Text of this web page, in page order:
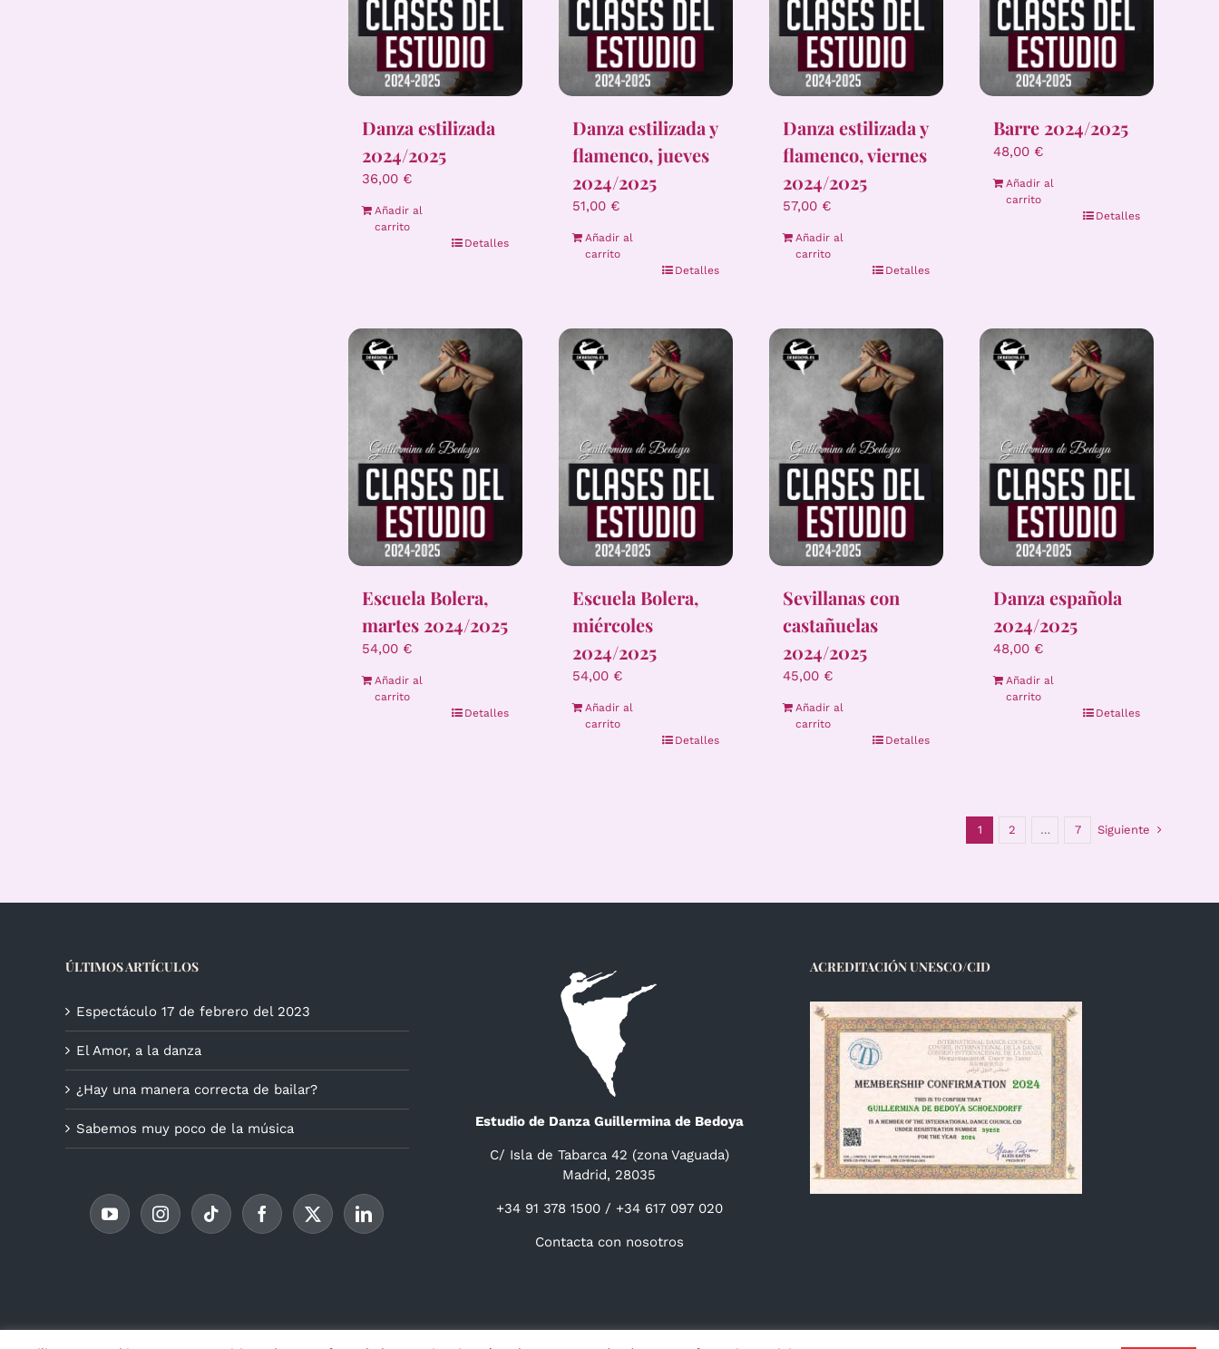
Danza estilizada
2024/2025
36,00 €
Añadir al
carrito
Detalles
Danza estilizada y
flamenco, jueves
2024/2025
51,00 €
Añadir al
carrito
Detalles
Danza estilizada y
flamenco, viernes
2024/2025
57,00 €
Añadir al
carrito
Detalles
Barre 2024/2025
48,00 €
Añadir al
carrito
Detalles
Escuela Bolera,
martes 2024/2025
54,00 €
Añadir al
carrito
Detalles
Escuela Bolera,
miércoles
2024/2025
54,00 €
Añadir al
carrito
Detalles
Sevillanas con
castañuelas
2024/2025
45,00 €
Añadir al
carrito
Detalles
Danza española
2024/2025
48,00 €
Añadir al
carrito
Detalles
1 2 … 7 Siguiente
ÚLTIMOS ARTÍCULOS
Espectáculo 17 de febrero del 2023
El Amor, a la danza
¿Hay una manera correcta de bailar?
Sabemos muy poco de la música Estudio de Danza Guillermina de Bedoya
C/ Isla de Tabarca 42 (zona Vaguada)
Madrid, 28035
+34 91 378 1500 / +34 617 097 020
Contacta con nosotros
ACREDITACIÓN UNESCO/CID